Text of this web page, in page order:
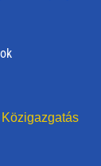
Közigazgatás